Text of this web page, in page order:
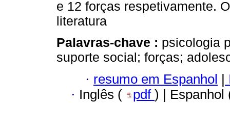
e 12 forças respetivamente.
literatura
Palavras-chave : psicologia
suporte social; forças;
· resumo em Espanhol |
· Inglês ( pdf ) |